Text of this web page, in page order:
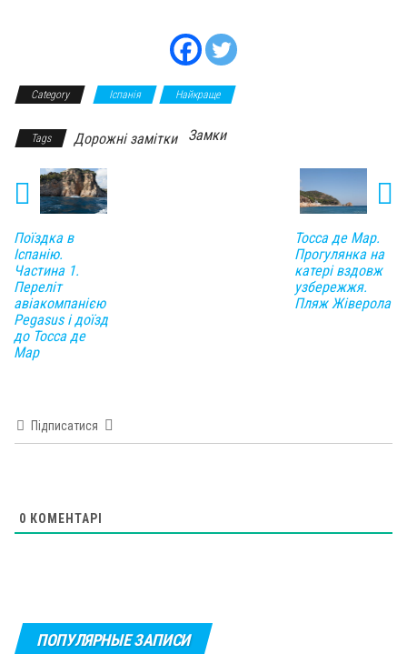
Category Іспанія Найкраще
Tags Дорожні замітки Замки
Поїздка в
Іспанію.
Частина 1.
Переліт
авіакомпанією
Pegasus і доїзд
до Тосса де
Мар
Тосса де Мар.
Прогулянка на
катері вздовж
узбережжя.
Пляж Жіверола
Підписатися
0 КОМЕНТАРІ
ПОПУЛЯРНЫЕ ЗАПИСИ